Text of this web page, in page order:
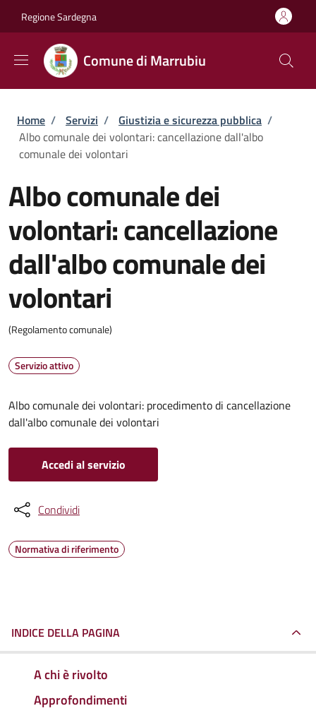
Regione Sardegna
Comune di Marrubiu
Briciole di pane
Home / Servizi / Giustizia e sicurezza pubblica /
Albo comunale dei volontari: cancellazione dall'albo
comunale dei volontari
Albo comunale dei
volontari: cancellazione
dall'albo comunale dei
volontari
(Regolamento comunale)
Servizio attivo
Albo comunale dei volontari: procedimento di cancellazione
dall'albo comunale dei volontari
Accedi al servizio
Condividi
Normativa di riferimento
INDICE DELLA PAGINA
A chi è rivolto
Approfondimenti